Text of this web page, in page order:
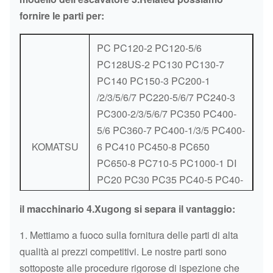
HITACHI J08CT
POMPA DI
DI OLIO
PE6T
POMPA DI
OLIO DI PE6T
DI OLIO
HITACHI 6HK1
CORREDO
DELLA
GUARNIZIONE
6HK1 IN
PIENO
CORREDO
PIENO
HITACHI 6HK1
CORREDO
GUARNIZIONE
6HK1 IN
CORREDO
DELLA
PIENO
fornire le parti per:
KOMATSU
PC PC120-2 PC120-5/6
PC128US-2 PC130 PC130-7
PC140 PC150-3 PC200-1
/2/3/5/6/7 PC220-5/6/7 PC240-3
PC300-2/3/5/6/7 PC350 PC400-
5/6 PC360-7 PC400-1/3/5 PC400-
6 PC410 PC450-8 PC650
PC650-8 PC710-5 PC1000-1 DI
PC20 PC30 PC35 PC40-5 PC40-
PC60-1 PC60-3/5/6/7 PC70-8
PC75 PC80 PC90-1 PC100-1/2/3
PC100-5
il macchinario 4.Xugong si separa il vantaggio:
1. Mettiamo a fuoco sulla fornitura delle parti di alta
qualità ai prezzi competitivi. Le nostre parti sono
sottoposte alle procedure rigorose di ispezione che